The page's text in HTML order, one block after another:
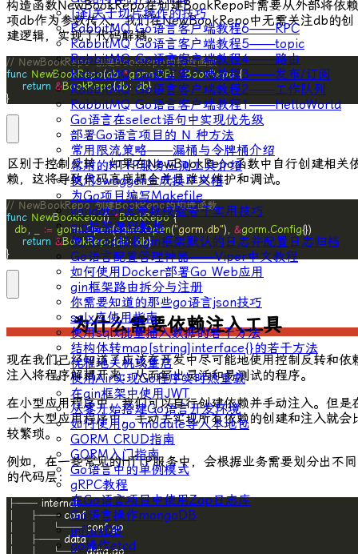
[译]关于切片操作的技巧
RabbitMQ Go语言客户端教程6——RPC
RabbitMQ Go语言客户端教程5——topic
RabbitMQ Go语言客户端教程4——路由
RabbitMQ Go语言客户端教程3——发布/订阅
RabbitMQ Go语言客户端教程2——工作队列
RabbitMQ Go语言客户端教程1——HelloWorld
Go语言在select语句中实现优先级
部署Go语言项目的 N 种方法
常用限流策略——漏桶与令牌桶介绍
常用的HTTP服务压测工具介绍
使用swagger生成接口文档
为Go项目编写Makefile
validator库参数校验若干实用技巧
gin框架源码解析
使用zap接收gin框架默认的日志并配置日志归档
Go语言配置管理神器——Viper中文教程
如何使用Docker部署Go Web应用
gin框架路由拆分与注册
你需要知道的那些go语言json技巧
sqlx库使用指南
使用sqlx批量插入数据的若干方法
结构体转map[string]interface{}的若干方法
优雅地关机或重启
使用Air实现Go程序实时热重载
在gin框架中使用JWT
从零开始搭建Go语言开发环境
如何使用go module导入本地包
GORM CRUD指南
GORM入门指南
Go语言中的单例模式
gRPC教程
在Go语言项目中使用Zap日志库
Go语言操作mongoDB
influxDB
go操作etcd
构造函数NewBookRepo在创建BookRepo时需要从外部将依赖
项db作为参数传入，我们在NewBookRepo中无需关注db的创
建逻辑，实现了代码解耦。
// NewBookRepo 创建BookRepo的构造函数
func NewBookRepo(db *gorm.DB) *BookRepo
return &BookRepo{db: db
}
区别于控制反转，如果在NewBookRepo函数中自行创建相关
赖，这将导致代码高度耦合并且难以维护和调试。
// NewBookRepo 创建BookRepo的构造函数
func NewBookRepo() *BookRepo
db
:= gorm.Open(sqlite.Open("gorm.db"), &gorm .Config
return &BookRepo{db: db
}
为什么需要依赖注入工具
现在我们已经知道了应该在开发中尽可能地使用控制反转和依
注入将程序解耦开来，从而写出灵活和易测试的程序。
在小型应用程序中，我们可以自行创建依赖并手动注入。但是
一个大型应用程序中，手动去实现所有依赖的创建和注入就会
较繁琐。
例如，在一些常见的HTTP服务中，会根据业务需要划分出不同
的代码层：